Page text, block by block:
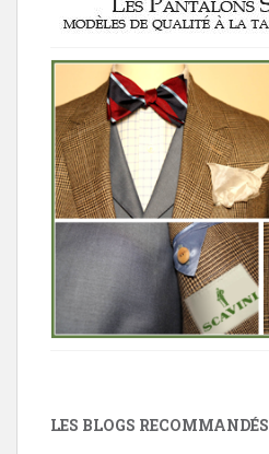
LES BLOGS RECOMMANDÉS